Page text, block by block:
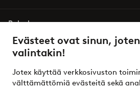
Evästeet ovat sinun,
valintakin!
Jotex käyttää verkkosivuston
välttämättömiä evästeitä sekä
Palvelumme
Ehdot
Ystävät